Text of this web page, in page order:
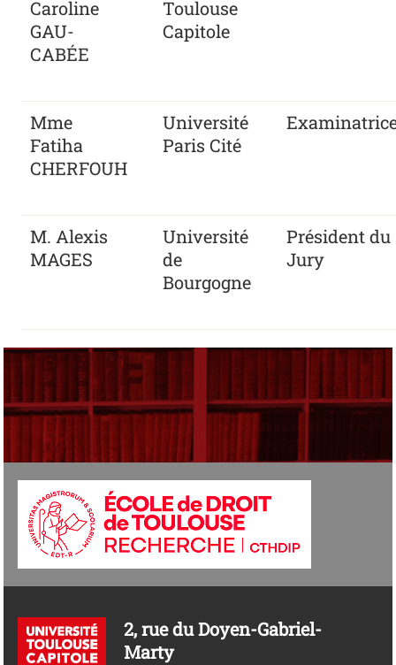
Caroline
GAU-
CABÉE
Toulouse
Capitole
Mme
Fatiha
CHERFOUH
Université
Paris Cité
M. Alexis
MAGES
Université
de
Bourgogne
Président du
Jury
2, rue du Doyen-Gabriel-
Marty